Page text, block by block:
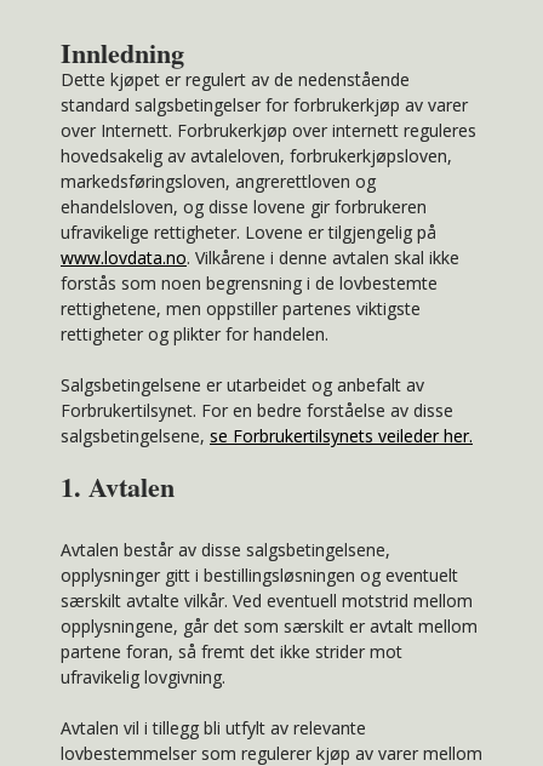
Innledning
Dette kjøpet er regulert av de nedenstående
standard salgsbetingelser for forbrukerkjøp av varer
over Internett. Forbrukerkjøp over internett reguleres
hovedsakelig av avtaleloven, forbrukerkjøpsloven,
markedsføringsloven, angrerettloven og
ehandelsloven, og disse lovene gir forbrukeren
ufravikelige rettigheter. Lovene er tilgjengelig på
www.lovdata.no. Vilkårene i denne avtalen skal ikke
forstås som noen begrensning i de lovbestemte
rettighetene, men oppstiller partenes viktigste
rettigheter og plikter for handelen.
Salgsbetingelsene er utarbeidet og anbefalt av
Forbrukertilsynet. For en bedre forståelse av disse
salgsbetingelsene, se Forbrukertilsynets veileder her.
1. Avtalen
Avtalen består av disse salgsbetingelsene,
opplysninger gitt i bestillingsløsningen og eventuelt
særskilt avtalte vilkår. Ved eventuell motstrid mellom
opplysningene, går det som særskilt er avtalt mellom
partene foran, så fremt det ikke strider mot
ufravikelig lovgivning.
Avtalen vil i tillegg bli utfylt av relevante
lovbestemmelser som regulerer kjøp av varer mellom